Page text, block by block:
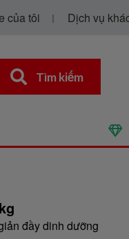
của tôi Dịch vụ
Tìm kiếm
đầy dinh dưỡng